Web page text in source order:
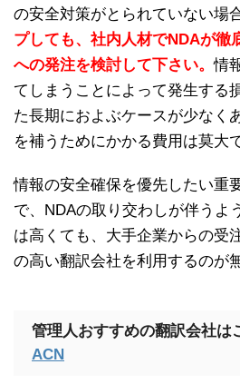
の安全対策がとられていない場
プしても、社内人材でNDAが徹
への発注を検討して下さい。情
てしまうことによって発生する
た長期におよぶケースが少なく
を補うためにかかる費用は莫大
情報の安全確保を優先したい重
で、NDAの取り交わしが伴うよ
は高くても、大手企業からの受
の高い翻訳会社を利用するのが
管理人おすすめの翻訳会社
ACN